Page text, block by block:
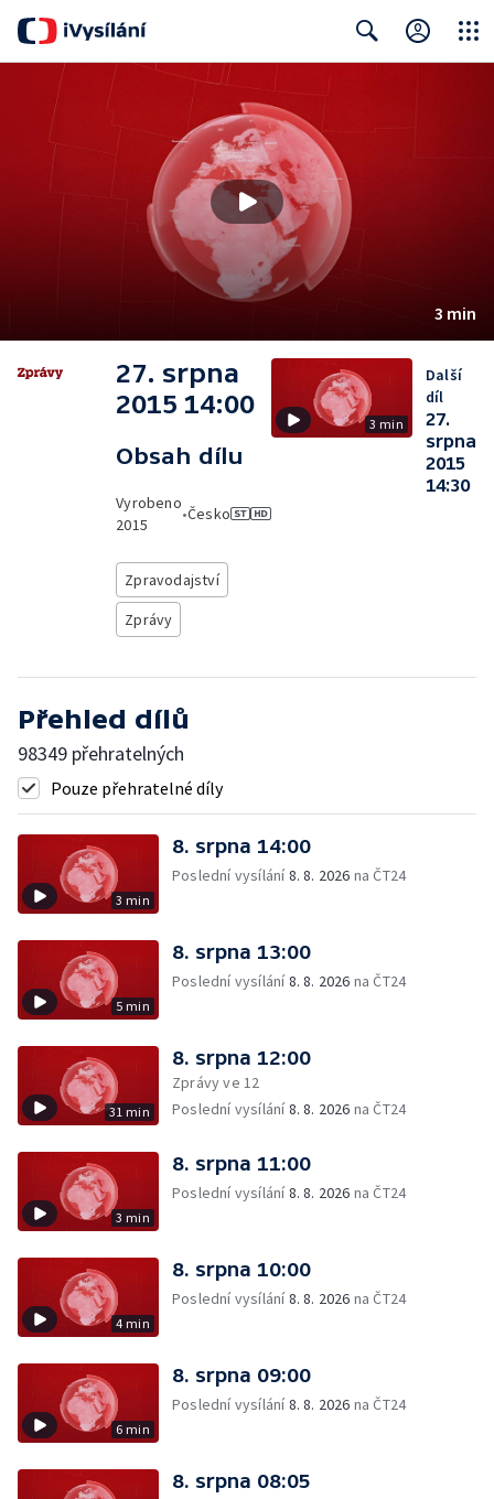
3 min
27. srpna
2015 14:00
Obsah dílu
Vyrobeno
2015
•Česko
Zpravodajství
Zprávy
3 min
Další
díl
27.
srpna
2015
14:30
Přehled dílů
98349 přehratelných
Pouze přehratelné díly
3 min
8. srpna 14:00
Poslední vysílání8. 8. 2026 na ČT24
5 min
8. srpna 13:00
Poslední vysílání8. 8. 2026 na ČT24
31 min
8. srpna 12:00
Zprávy ve 12
Poslední vysílání8. 8. 2026 na ČT24
3 min
8. srpna 11:00
Poslední vysílání8. 8. 2026 na ČT24
4 min
8. srpna 10:00
Poslední vysílání8. 8. 2026 na ČT24
6 min
8. srpna 09:00
Poslední vysílání8. 8. 2026 na ČT24
8. srpna 08:05